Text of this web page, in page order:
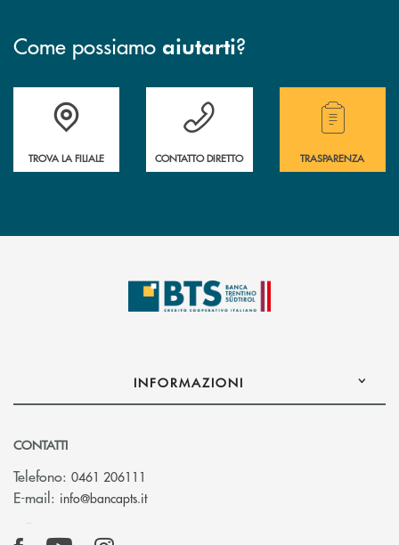
Come possiamo aiutarti?
Accedi all' elenco completo delle filiali.
TROVA LA FILIALE
Hai bisogno di assistenza immediata?
CONTATTO DIRETTO
Hai bisogno di
TRASPARENZA
INFORMAZIONI
CONTATTI
Telefono: 0461 206111
E-mail: info@bancapts.it(si apre l’app di posta elettronica)